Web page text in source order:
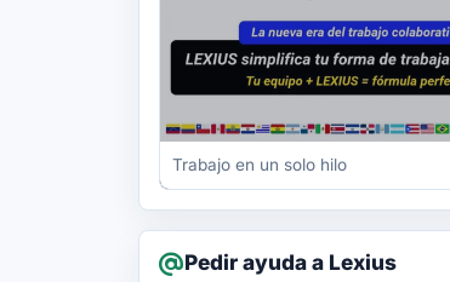
Trabajo en un solo hilo
Pedir ayuda a Lexius